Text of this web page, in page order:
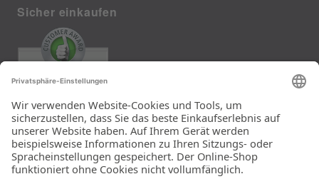
Sicher einkaufen
385 reviews from real customers
(last 12 months)
Total: 11283
Die Auswahl und die
Einfachheit der
Bestellung.